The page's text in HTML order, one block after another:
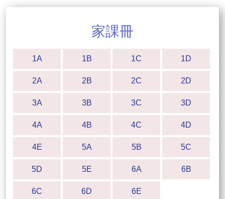
家課冊
1A 1B 1C 1D
2A 2B 2C 2D
3A 3B 3C 3D
4A 4B 4C 4D
4E 5A 5B 5C
5D 5E 6A 6B
6C 6D 6E